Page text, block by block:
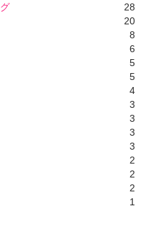
28
20
8
6
5
5
4
3
3
3
3
2
2
2
1